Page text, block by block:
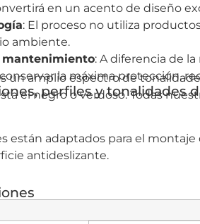
en un acento de diseño
: El proceso no utiliza
ambiente.
mantenimiento: A diferencia de
la máxima protección,
perfiles y tonalidades
un amplio espectro de
el negro o verdoso. Todas
están adaptados para el montaje
antideslizante.